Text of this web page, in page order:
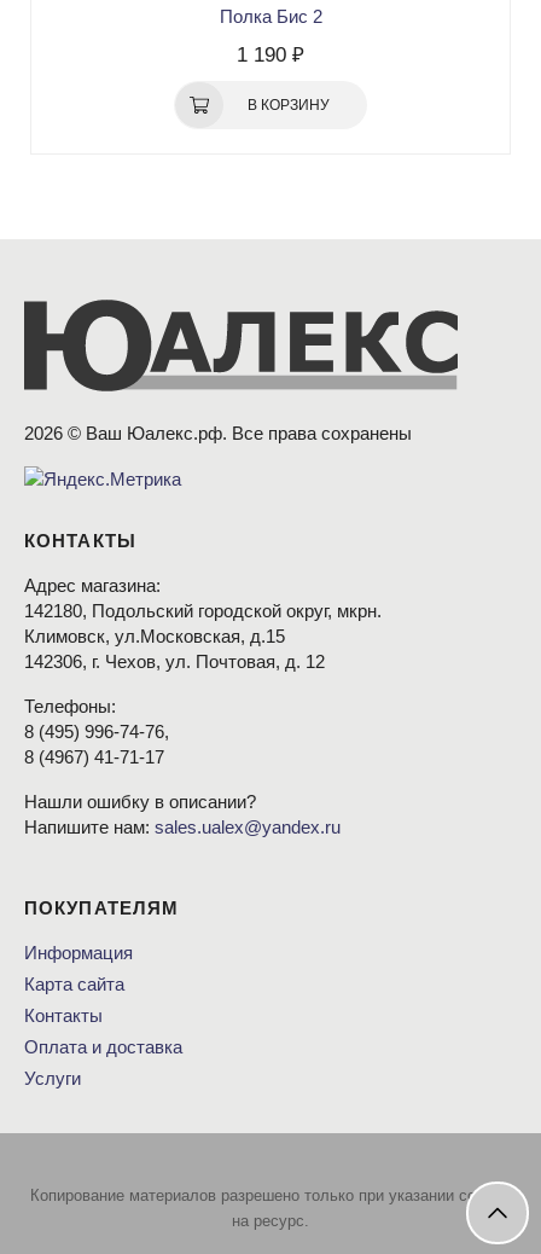
Полка Бис 2
1 190 ₽
В КОРЗИНУ
2026 © Ваш Юалекс.рф. Все права сохранены
КОНТАКТЫ
Адрес магазина:
142180, Подольский городской округ, мкрн.
Климовск, ул.Московская, д.15
142306, г. Чехов, ул. Почтовая, д. 12
Телефоны:
8 (495) 996-74-76,
8 (4967) 41-71-17
Нашли ошибку в описании?
Напишите нам: sales.ualex@yandex.ru
ПОКУПАТЕЛЯМ
Информация
Карта сайта
Контакты
Оплата и доставка
Услуги
Копирование материалов разрешено только при указании ссылки
на ресурс.